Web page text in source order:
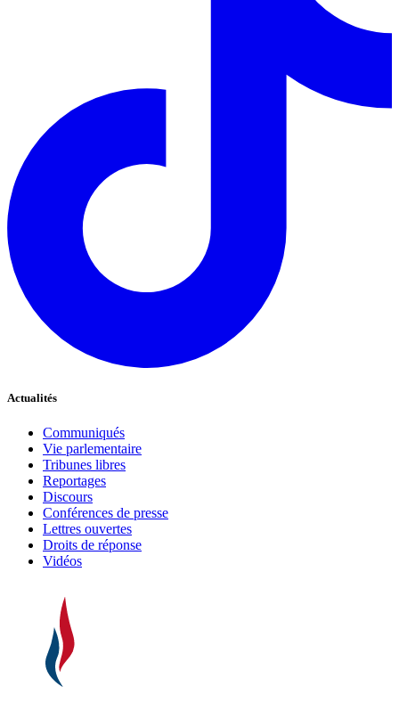
Actualités
Communiqués
Vie parlementaire
Tribunes libres
Reportages
Discours
Conférences de presse
Lettres ouvertes
Droits de réponse
Vidéos